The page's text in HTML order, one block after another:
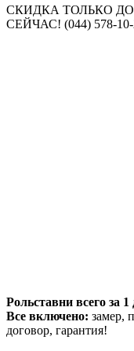
СКИДКА ТОЛЬКО
СЕЙЧАС! (044) 578-10-
Рольставни всего за 1
Все включено: замер,
договор, гарантия!